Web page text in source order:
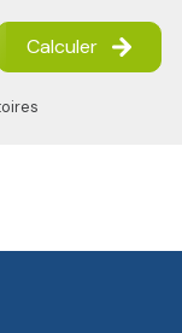
Calculer